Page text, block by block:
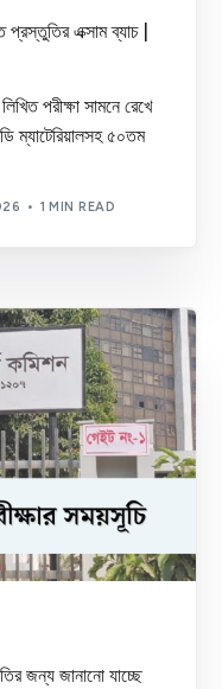
প্রস্তুতির এক্সাম ব্যাচ |
পরীক্ষা সামনে রেখে
ম্যাটেরিয়ালসহ ৫০তম
1 MIN READ
জন্য জানানো যাচ্ছে